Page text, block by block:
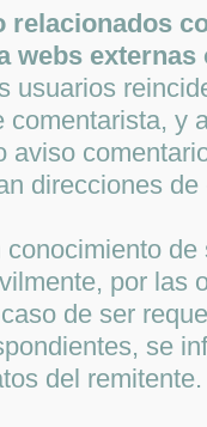
relacionados
webs
usuarios
y
aviso
direcciones
conocimiento
por las
de ser
se
del remitente.